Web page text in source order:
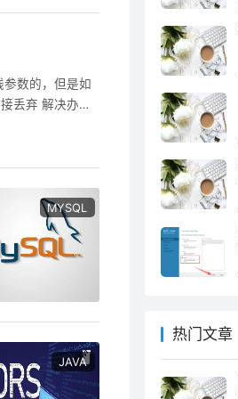
数的，但是如
丢弃 解决办
MYSQL
JAVA
热门文章